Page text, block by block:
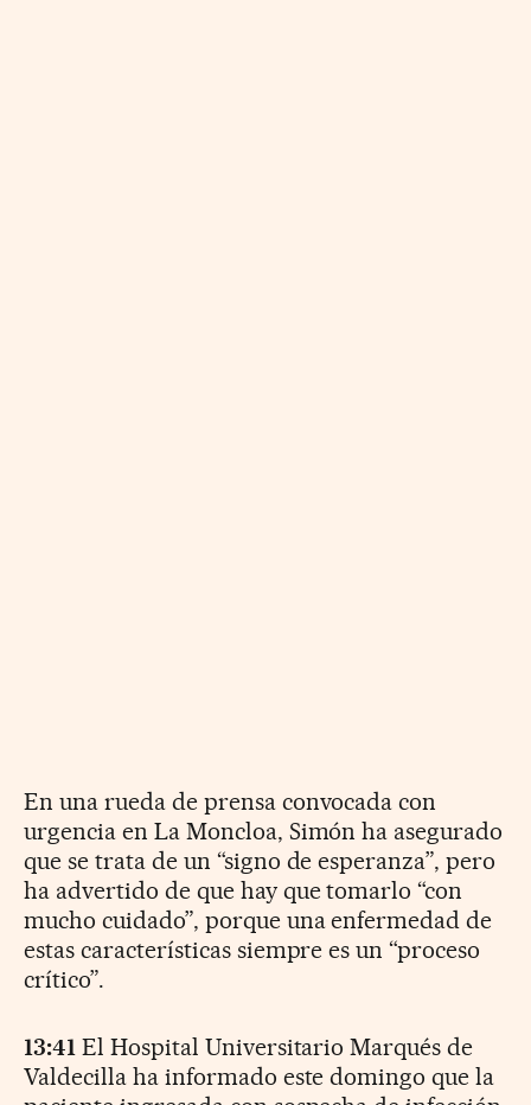
En una rueda de prensa convocada con
urgencia en La Moncloa, Simón ha asegurado
que se trata de un “signo de esperanza”, pero
ha advertido de que hay que tomarlo “con
mucho cuidado”, porque una enfermedad de
estas características siempre es un “proceso
crítico”.
13:41 El Hospital Universitario Marqués de
Valdecilla ha informado este domingo que la